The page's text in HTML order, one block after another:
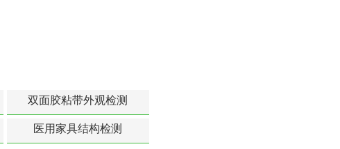
双面胶粘带外观检测
医用家具结构检测